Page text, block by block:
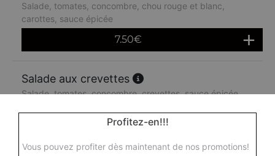
Salade, tomates, concombre, chou rouge et blanc,
carottes, sauce épicée
7.50€
Salade aux crevettes
Salade, tomates, concombre, crevettes, sauce épicée
9.00€
Profitez-en!!!
Vous pouvez profiter dès maintenant de nos promotions!